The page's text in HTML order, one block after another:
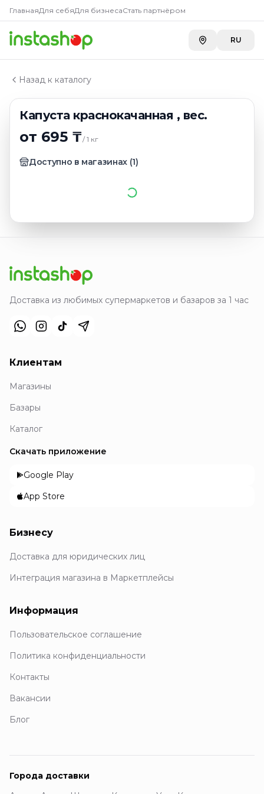
ГлавнаяДля себяДля бизнесаСтать партнёром
RU
Назад к каталогу
Капуста краснокачанная , вес.
от 695 ₸/1 кг
Доступно в магазинах (1)
Главная
Каталог
Овощи
Капуста краснокачанная , вес.
КупитьКапуста
Доставка из любимых супермаркетов и базаров за 1 час
Клиентам
Магазины
Базары
Каталог
Скачать приложение
Google Play
App Store
Бизнесу
Доставка для юридических лиц
Интеграция магазина в Маркетплейсы
Информация
Пользовательское соглашение
Политика конфиденциальности
Контакты
Вакансии
Блог
Города доставки